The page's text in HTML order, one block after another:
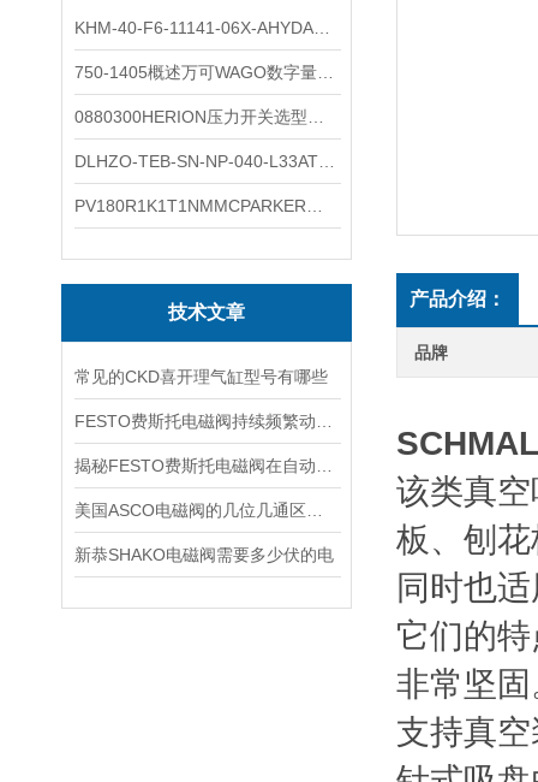
技术文章
常见的CKD喜开理气缸型号有哪些
新恭SHAKO电磁阀需要多少伏的电
产品介绍：
品牌
该类真
板、刨
同时也
它们的
非常坚固
支持真